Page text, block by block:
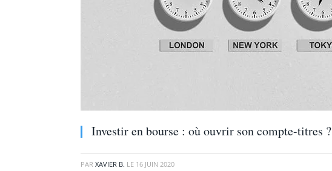
Investir en bourse : où ouvrir son compte-titres ?
PAR XAVIER B. LE 16 JUIN 2020